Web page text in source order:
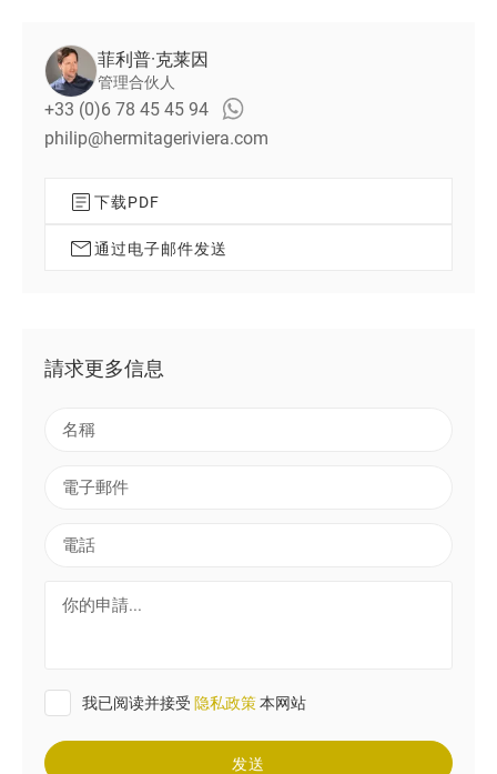
菲利普·克莱因
管理合伙人
+33 (0)6 78 45 45 94
philip@hermitageriviera.com
下载PDF
通过电子邮件发送
請求更多信息
.
.
我已阅读并接受 隐私政策本网站
发送